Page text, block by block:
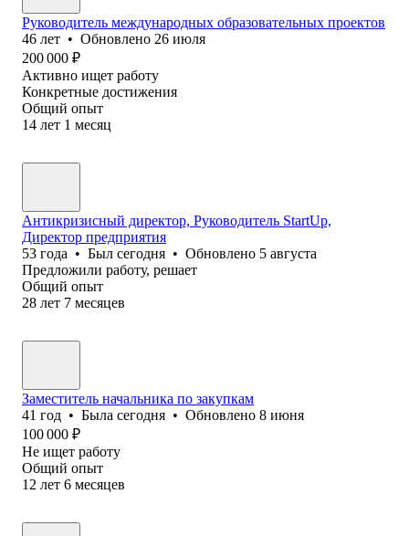
Руководитель международных образовательных проектов
46 лет • Обновлено 26 июля
200 000 ₽
Активно ищет работу
Конкретные достижения
Общий опыт
14 лет 1 месяц
Антикризисный директор, Руководитель StartUp,
Директор предприятия
53 года • Был сегодня • Обновлено 5 августа
Предложили работу, решает
Общий опыт
28 лет 7 месяцев
Заместитель начальника по закупкам
41 год • Была сегодня • Обновлено 8 июня
100 000 ₽
Не ищет работу
Общий опыт
12 лет 6 месяцев